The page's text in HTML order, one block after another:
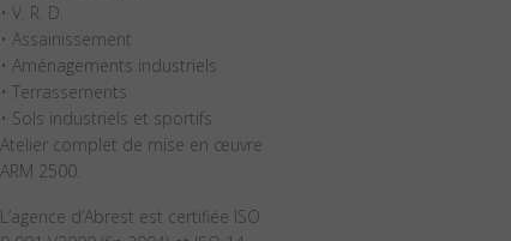
• V. R. D.
• Assainissement
• Aménagements industriels
• Terrassements
• Sols industriels et sportifs
Atelier complet de mise en œuvre
ARM 2500.
L’agence d’Abrest est certifiée ISO